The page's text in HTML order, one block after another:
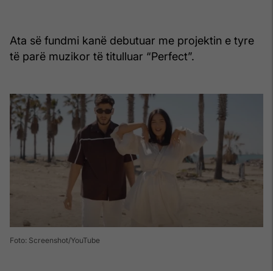
Ata së fundmi kanë debutuar me projektin e tyre
të parë muzikor të titulluar “Perfect”.
Foto: Screenshot/YouTube